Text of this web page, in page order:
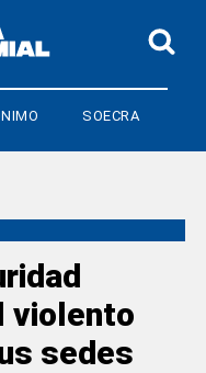
SOECRA
violento
sedes